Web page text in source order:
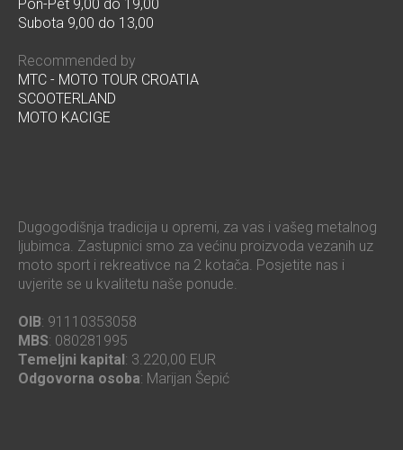
Pon-Pet 9,00 do 19,00
Subota 9,00 do 13,00
Recommended by
MTC - MOTO TOUR CROATIA
SCOOTERLAND
MOTO KACIGE
Dugogodišnja tradicija u opremi, za vas i vašeg metalnog
ljubimca. Zastupnici smo za većinu proizvoda vezanih uz
moto sport i rekreativce na 2 kotača. Posjetite nas i
uvjerite se u kvalitetu naše ponude.
OIB: 91110353058
MBS: 080281995
Temeljni kapital: 3.220,00 EUR
Odgovorna osoba: Marijan Šepić